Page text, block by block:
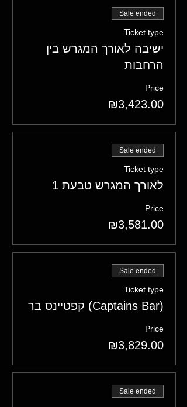
Sale ended
Ticket type
ישיבה לאורך המגרש בין
הרחבות
Price
₪3,423.00
Sale ended
Ticket type
לאורך המגרש טבעת 1
Price
₪3,581.00
Sale ended
Ticket type
קפטיינס בר (Captains Bar)
Price
₪3,829.00
Sale ended